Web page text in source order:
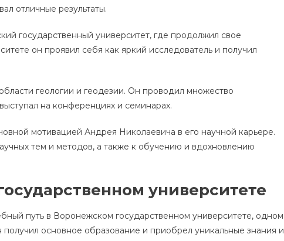
отличные результаты.
государственный университет, где продолжил свое
он проявил себя как яркий исследователь и получил
геологии и геодезии. Он проводил множество
на конференциях и семинарах.
мотивацией Андрея Николаевича в его научной карьере.
тем и методов, а также к обучению и вдохновлению
университете
путь в Воронежском государственном университете, одном
основное образование и приобрел уникальные знания и